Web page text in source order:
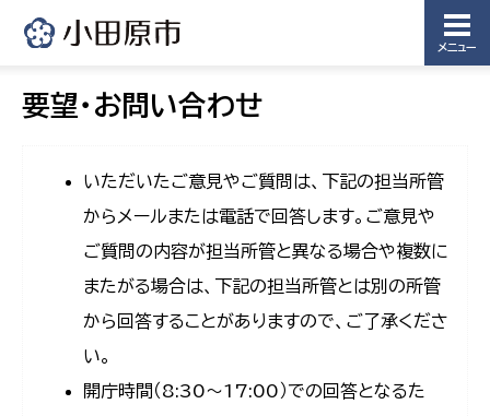
メニュー
要望・お問い合わせ
いただいたご意見やご質問は、下記の担当所管
からメールまたは電話で回答します。ご意見や
ご質問の内容が担当所管と異なる場合や複数に
またがる場合は、下記の担当所管とは別の所管
から回答することがありますので、ご了承くださ
い。
開庁時間（8:30〜17:00）での回答となるた